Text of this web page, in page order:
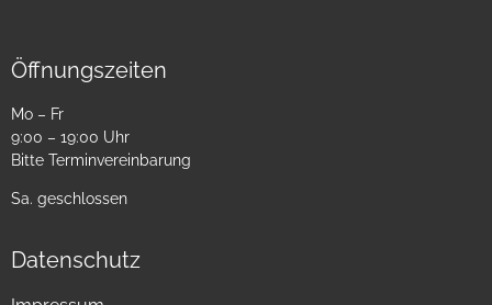
Öffnungszeiten
Mo – Fr
9:00 – 19:00 Uhr
Bitte Terminvereinbarung
Sa. geschlossen
Datenschutz